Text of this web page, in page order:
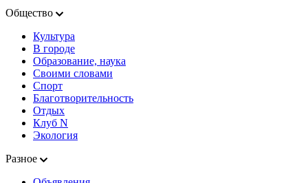
Общество
Культура
В городе
Образование, наука
Своими словами
Спорт
Благотворительность
Отдых
Клуб N
Экология
Разное